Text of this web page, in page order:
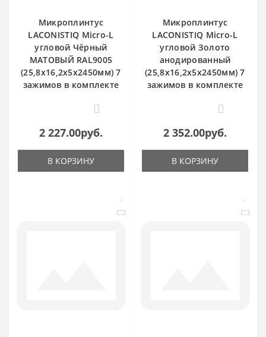
Микроплинтус
LACONISTIQ Micro-L
угловой Чёрный
МАТОВЫЙ RAL9005
(25,8х16,2х5х2450мм) 7
зажимов в комплекте
0
2 227.00руб.
В КОРЗИНУ
Микроплинтус
LACONISTIQ Micro-L
угловой Золото
анодированный
(25,8х16,2х5х2450мм) 7
зажимов в комплекте
0
2 352.00руб.
В КОРЗИНУ